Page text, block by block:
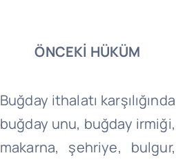
ÖNCEKİ HÜKÜM
Buğday ithalatı karşılığında
buğday unu, buğday irmiği,
makarna, şehriye, bulgur,